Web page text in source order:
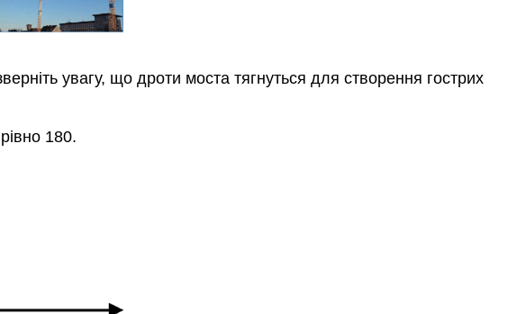
увагу, що дроти моста тягнуться для створення гострих
180.